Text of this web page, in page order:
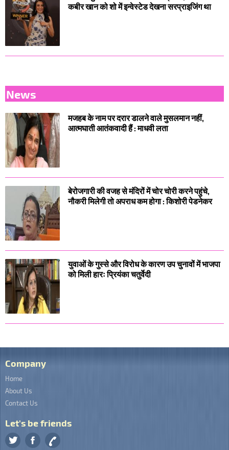
कबीर खान को शो में इन्वेस्टेड देखना सरप्राइजिंग था
News
मजहब के नाम पर दरार डालने वाले मुसलमान नहीं,
आत्मघाती आतंकवादी हैं : माधवी लता
बेरोजगारी की वजह से मंदिरों में चोर चोरी करने पहुंचे,
नौकरी मिलेगी तो अपराध कम होगा : किशोरी पेडनेकर
युवाओं के गुस्से और विरोध के कारण उप चुनावों में भाजपा
को मिली हारः प्रियंका चतुर्वेदी
Company
Home
About Us
Contact Us
Let's be friends